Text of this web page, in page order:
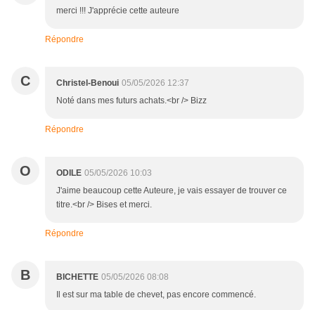
merci !!! J'apprécie cette auteure
Répondre
C Christel-Benoui 05/05/2026 12:37
Noté dans mes futurs achats.<br /> Bizz
Répondre
O ODILE 05/05/2026 10:03
J'aime beaucoup cette Auteure, je vais essayer de trouver ce
titre.<br /> Bises et merci.
Répondre
B BICHETTE 05/05/2026 08:08
Il est sur ma table de chevet, pas encore commencé.